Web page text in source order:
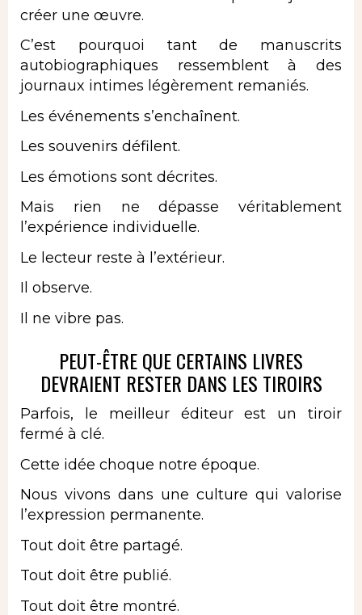
créer une œuvre.
C’est pourquoi tant de manuscrits
autobiographiques ressemblent à des
journaux intimes légèrement remaniés.
Les événements s’enchaînent.
Les souvenirs défilent.
Les émotions sont décrites.
Mais rien ne dépasse véritablement
l’expérience individuelle.
Le lecteur reste à l’extérieur.
Il observe.
Il ne vibre pas.
PEUT-ÊTRE QUE CERTAINS LIVRES
DEVRAIENT RESTER DANS LES TIROIRS
Parfois, le meilleur éditeur est un tiroir
fermé à clé.
Cette idée choque notre époque.
Nous vivons dans une culture qui valorise
l’expression permanente.
Tout doit être partagé.
Tout doit être publié.
Tout doit être montré.